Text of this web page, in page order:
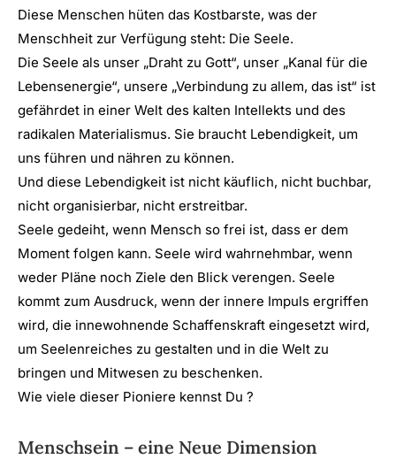
Diese Menschen hüten das Kostbarste, was der
Menschheit zur Verfügung steht: Die Seele.
Die Seele als unser „Draht zu Gott“, unser „Kanal für die
Lebensenergie“, unsere „Verbindung zu allem, das ist“ ist
gefährdet in einer Welt des kalten Intellekts und des
radikalen Materialismus. Sie braucht Lebendigkeit, um
uns führen und nähren zu können.
Und diese Lebendigkeit ist nicht käuflich, nicht buchbar,
nicht organisierbar, nicht erstreitbar.
Seele gedeiht, wenn Mensch so frei ist, dass er dem
Moment folgen kann. Seele wird wahrnehmbar, wenn
weder Pläne noch Ziele den Blick verengen. Seele
kommt zum Ausdruck, wenn der innere Impuls ergriffen
wird, die innewohnende Schaffenskraft eingesetzt wird,
um Seelenreiches zu gestalten und in die Welt zu
bringen und Mitwesen zu beschenken.
Wie viele dieser Pioniere kennst Du ?
Menschsein – eine Neue Dimension